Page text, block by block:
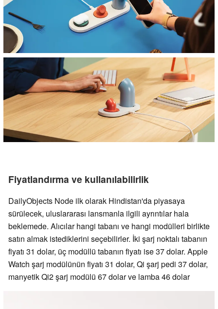
Fiyatlandırma ve kullanılabilirlik
DailyObjects Node ilk olarak Hindistan'da piyasaya
sürülecek, uluslararası lansmanla ilgili ayrıntılar hala
beklemede. Alıcılar hangi tabanı ve hangi modülleri birlikte
satın almak istediklerini seçebilirler. İki şarj noktalı tabanın
fiyatı 31 dolar, üç modüllü tabanın fiyatı ise 37 dolar. Apple
Watch şarj modülünün fiyatı 31 dolar, Qi şarj pedi 37 dolar,
manyetik Qi2 şarj modülü 67 dolar ve lamba 46 dolar